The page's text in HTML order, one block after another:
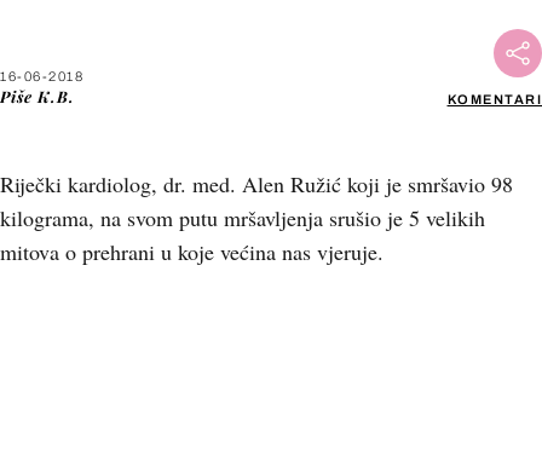
16-06-2018
Piše K.B. KOMENTARI
Riječki kardiolog, dr. med. Alen Ružić koji je smršavio 98
kilograma, na svom putu mršavljenja srušio je 5 velikih
mitova o prehrani u koje većina nas vjeruje.